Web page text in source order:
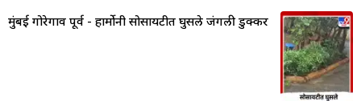
मुंबई गोरेगाव पूर्व - हार्मोनी सोसायटीत घुसले जंगली डुक्कर